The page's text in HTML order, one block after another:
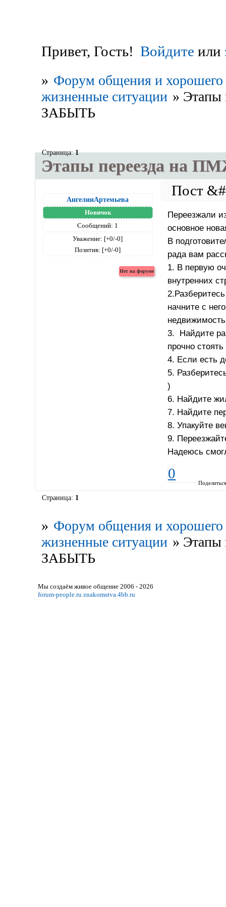
Привет, Гость! Войдите или
» Форум общения и хорошего
жизненные ситуации »
ЗАБЫТЬ
Этапы переезда на
Страница:1
АнгелинАртемьева
Новичок
Сообщений: 1
Уважение: [+0/-0]
Позитив: [+0/-0]
Переезжали
основное
В
рада вам
1. В первую
внутренних
начните с
3. Найдите
прочно стоять
4. Если есть
5.
)
6. Найдите
7. Найдите
8. Упакуйте
9.
Надеюсь
0
Страница: 1
» Форум общения и хорошего
жизненные ситуации »
ЗАБЫТЬ
Мы создаём живое общение 2006 - 2026
forum-people.ru znakomstva.4bb.ru